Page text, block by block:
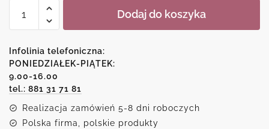
Fototapeta
tekstura
Dodaj do koszyka
Infolinia telefoniczna:
PONIEDZIAŁEK-PIĄTEK:
9.00-16.00
tel.: 881 31 71 81
Realizacja zamówień 5-8 dni roboczych
Polska firma, polskie produkty